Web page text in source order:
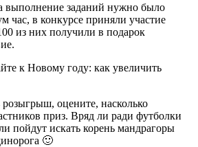
выполнение заданий нужно было
час, в конкурсе приняли участие
из них получили в подарок
оцените, насколько
приз. Вряд ли ради футболки
пойдут искать корень мандрагоры
🙂